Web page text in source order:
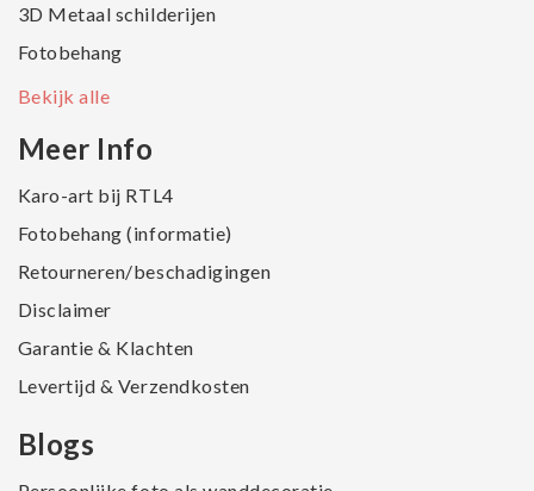
3D Metaal schilderijen
Fotobehang
Bekijk alle
Meer Info
Karo-art bij RTL4
Fotobehang (informatie)
Retourneren/beschadigingen
Disclaimer
Garantie & Klachten
Levertijd & Verzendkosten
Blogs